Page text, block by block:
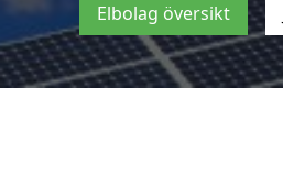
Elbolag översikt